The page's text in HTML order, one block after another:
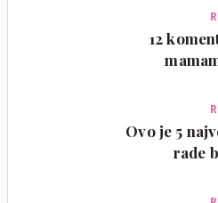
12
Ovo je 5
rade